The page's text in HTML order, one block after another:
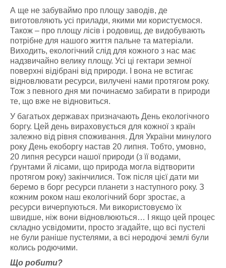
А ще не забуваймо про площу заводів, де
виготовляють усі прилади, якими ми користуємося.
Також – про площу лісів і родовищ, де видобувають
потрібне для нашого життя пальне та матеріали.
Виходить, екологічний слід для кожного з нас має
надзвичайно велику площу. Усі ці гектари земної
поверхні відібрані від природи. І вона не встигає
відновлювати ресурси, вилучені нами протягом року.
Тож з певного дня ми починаємо забирати в природи
те, що вже не відновиться.
У багатьох державах призначають День екологічного
боргу. Цей день вираховується для кожної з країн
залежно від рівня споживання. Для України минулого
року День екоборгу настав 20 липня. Тобто, умовно,
20 липня ресурси нашої природи (з її водами,
ґрунтами й лісами, що природа могла відтворити
протягом року) закінчилися. Тож після цієї дати ми
беремо в борг ресурси планети з наступного року. З
кожним роком наш екологічний борг зростає, а
ресурси вичерпуються. Ми використовуємо їх
швидше, ніж вони відновлюються… І якщо цей процес
складно усвідомити, просто згадайте, що всі пустелі
не були раніше пустелями, а всі неродючі землі були
колись родючими.
Що робити?